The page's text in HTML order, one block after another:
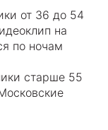
от 36 до 54
на
по ночам
старше 55